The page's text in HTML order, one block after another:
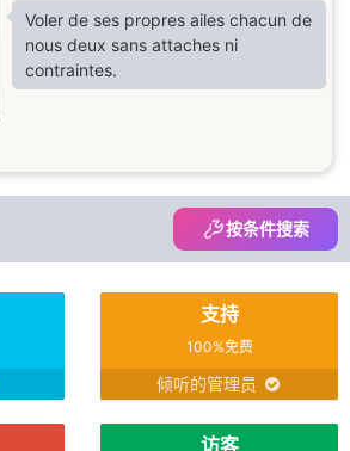
sich in allen dazu gehörigen
Aspekten auf mich verlassen 👌 👍,
vor allem auf Achtsamkeit, Respekt,
Aufrichtigkeit
Voler de ses propres ailes chacun de
nous deux sans attaches ni
contraintes.
按条件搜索
支持
100%免费
倾听的管理员
访客